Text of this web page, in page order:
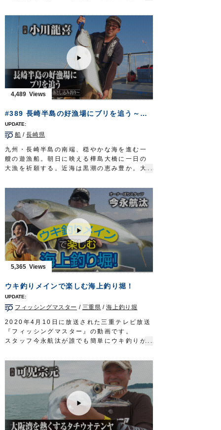
潮の状況を読み、良型チヌを連発！
■使用鈎…サスガチヌ、インブライトチヌ
■取材協力…尾鷲市/川端渡船様
フィッシングマスター 三重テレビ放送 毎
週金曜日 23時～23時15分
http://creativeoffice-chie.com/
OWNERMOVIEhttp://ownertv.jp/
オーナーばりwebsite
http://www.owner.co.jp
4,489
#389 長崎半島の好漁場にブリを追う～ライトタックルを駆使する落とし込み釣り～
船 /長崎県
九州・長崎半島の南端、穏やかな海を進む一
艘の遊漁船。朝日に映える樺島大橋に一日の
大漁を祈願する。近海は黒潮の恵み豊か。大
玄界灘発祥の落とし込み釣りで挑むのは、野
母崎樺島町に生まれ育った小川龍喜さん。漁
師の顔を持つ海の男だ。
ターゲットはブリ。１０キロ超えの大物を、
ライトタックルを駆使し釣り上げる。
読みと勘。そして、テクニックを要する奥深
きゲーム。
勝負の行方や、如何に…
タックル
竿：ライトジギング用ロッド 5ft10in
メインライン：PE 2号
リーダー：フロロ 12号
オモリ：80号
テンヤ：
喰わせ剛サビキ W胴打仕掛
7-12号
放送日 2019年10月27日
OWNERMOVIE
http://ownertv.jp/
オーナーばりwebsite
5,365
ウキ釣りメインで楽しむ海上釣り堀！
フィッシングマスター / 三重県 /海上釣り堀
2020年4月10日に放送された三重テレビ放送
『フィッシングマスター』の動画です。
スタッフ今永航汰が誰でも簡単にウキ釣りが
ダイ」「セット一発つり堀のませ仕掛」を使
って、釣り堀のマダイやシマアジ、ヒラマ
サ、カンパチ、イシガキダイなどを攻略しま
す。
■取材協力…南伊勢町/海上釣り堀辨屋様
フィッシングマスター 三重テレビ放送 毎
週金曜日 23時～23時15分
http://creativeoffice-chie.com/